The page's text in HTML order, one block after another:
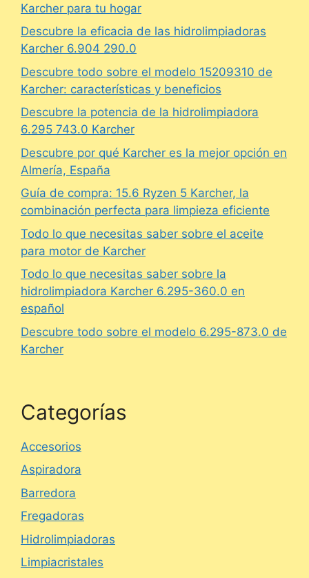
Karcher para tu hogar
Descubre la eficacia de las hidrolimpiadoras
Karcher 6.904 290.0
Descubre todo sobre el modelo 15209310 de
Karcher: características y beneficios
Descubre la potencia de la hidrolimpiadora
6.295 743.0 Karcher
Descubre por qué Karcher es la mejor opción en
Almería, España
Guía de compra: 15.6 Ryzen 5 Karcher, la
combinación perfecta para limpieza eficiente
Todo lo que necesitas saber sobre el aceite
para motor de Karcher
Todo lo que necesitas saber sobre la
hidrolimpiadora Karcher 6.295-360.0 en
español
Descubre todo sobre el modelo 6.295-873.0 de
Karcher
Categorías
Accesorios
Aspiradora
Barredora
Fregadoras
Hidrolimpiadoras
Limpiacristales